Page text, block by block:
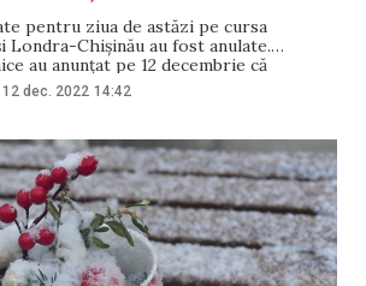
pentru ziua de astăzi pe cursa
Londra-Chișinău au fost anulate.
au anunțat pe 12 decembrie că
și ceața au afectat aeroporturile din
WizzAir, responsabilă de zboruri,
12 dec. 2022 14:42